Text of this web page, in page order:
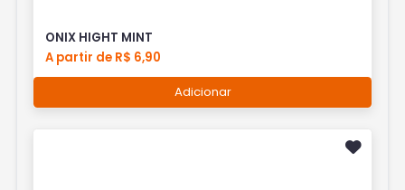
ONIX HIGHT MINT
A partir de R$ 6,90
Adicionar